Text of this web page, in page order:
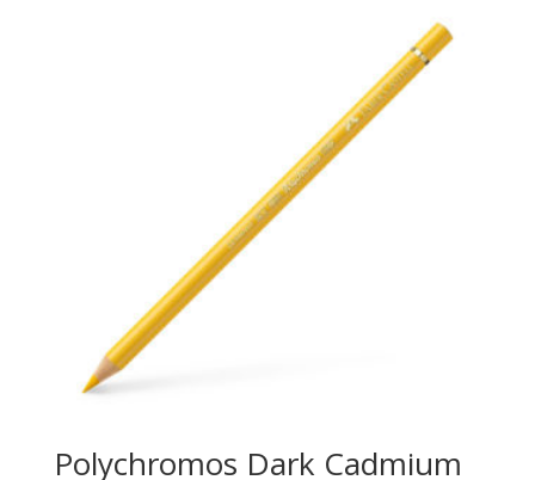
Polychromos Dark Cadmium